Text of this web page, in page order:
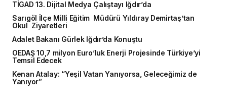
TİGAD 13. Dijital Medya Çalıştayı Iğdır’da
Sarıgöl İlçe Milli Eğitim Müdürü Yıldıray Demirtaş’tan
Okul Ziyaretleri
Adalet Bakanı Gürlek Iğdır’da Konuştu
OEDAŞ 10,7 milyon Euro’luk Enerji Projesinde Türkiye’yi
Temsil Edecek
Kenan Atalay: “Yeşil Vatan Yanıyorsa, Geleceğimiz de
Yanıyor”